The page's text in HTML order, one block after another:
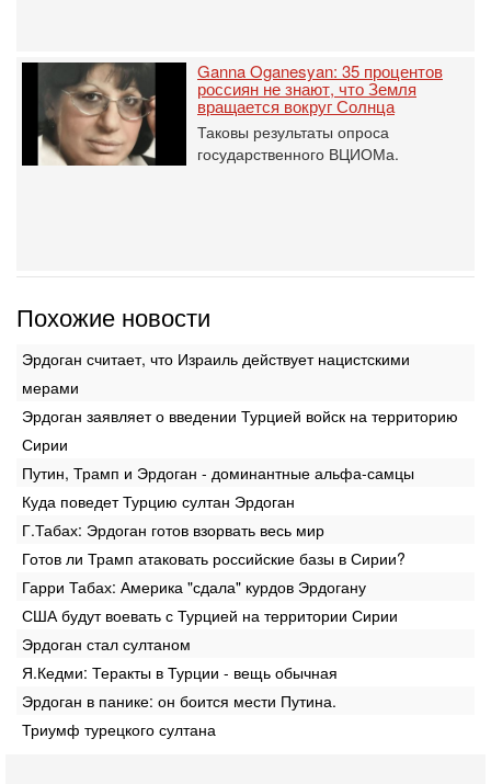
Ganna Oganesyan: 35 процентов
россиян не знают, что Земля
вращается вокруг Солнца
Таковы результаты опроса
государственного ВЦИОМа.
Похожие новости
Эрдоган считает, что Израиль действует нацистскими
мерами
Эрдоган заявляет о введении Турцией войск на территорию
Сирии
Путин, Трамп и Эрдоган - доминантные альфа-самцы
Куда поведет Турцию султан Эрдоган
Г.Табах: Эрдоган готов взорвать весь мир
Готов ли Трамп атаковать российские базы в Сирии?
Гарри Табах: Америка "сдала" курдов Эрдогану
США будут воевать с Турцией на территории Сирии
Эрдоган стал султаном
Я.Кедми: Теракты в Турции - вещь обычная
Эрдоган в панике: он боится мести Путина.
Триумф турецкого султана